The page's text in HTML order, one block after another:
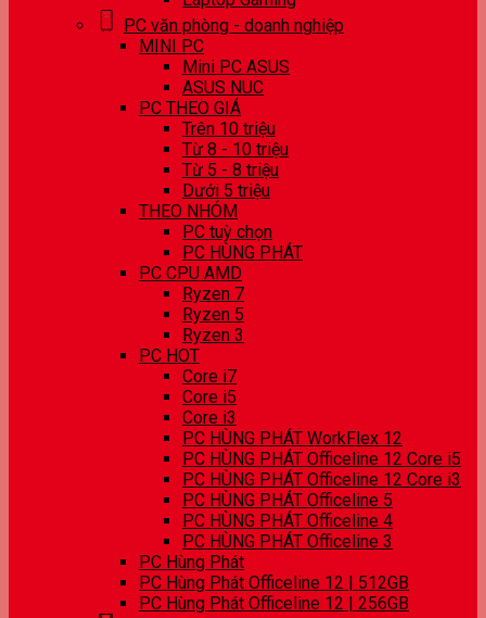
PC văn phòng - doanh nghiệp
MINI PC
Mini PC ASUS
ASUS NUC
PC THEO GIÁ
Trên 10 triệu
Từ 8 - 10 triệu
Từ 5 - 8 triệu
Dưới 5 triệu
THEO NHÓM
PC tuỳ chọn
PC HÙNG PHÁT
PC CPU AMD
Ryzen 7
Ryzen 5
Ryzen 3
PC HOT
Core i7
Core i5
Core i3
PC HÙNG PHÁT WorkFlex 12
PC HÙNG PHÁT Officeline 12 Core i5
PC HÙNG PHÁT Officeline 12 Core i3
PC HÙNG PHÁT Officeline 5
PC HÙNG PHÁT Officeline 4
PC HÙNG PHÁT Officeline 3
PC Hùng Phát
PC Hùng Phát Officeline 12 | 512GB
PC Hùng Phát Officeline 12 | 256GB